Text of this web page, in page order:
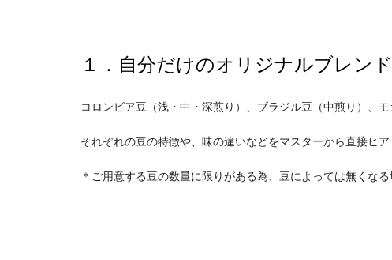
１．自分だけのオリジナルブレン
コロンビア豆（浅・中・深煎り）、ブラジル豆（中煎り）、
それぞれの豆の特徴や、味の違いなどをマスターから直接ヒ
＊ご用意する豆の数量に限りがある為、豆によっては無くな